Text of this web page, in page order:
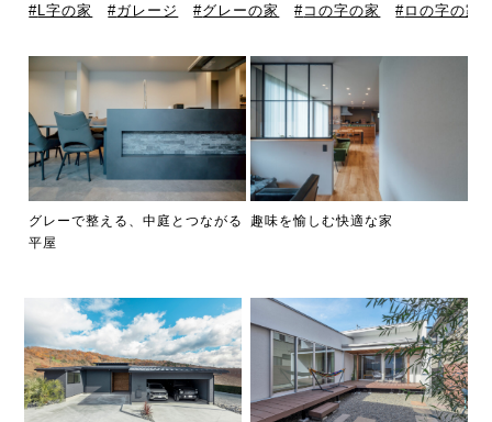
L字の家 ガレージ グレーの家 コの字の家 ロの字の家
グレーで整える、中庭とつながる
平屋
趣味を愉しむ快適な家